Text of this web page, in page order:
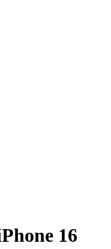
16